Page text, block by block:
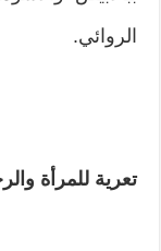
‬الروائي‮. ‬
تعرية للمرأة